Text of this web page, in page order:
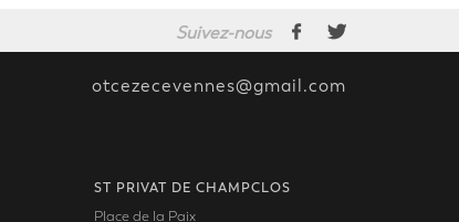
Suivez-nous
otcezecevennes@gmail.com
ST PRIVAT DE CHAMPCLOS
Place de la Paix